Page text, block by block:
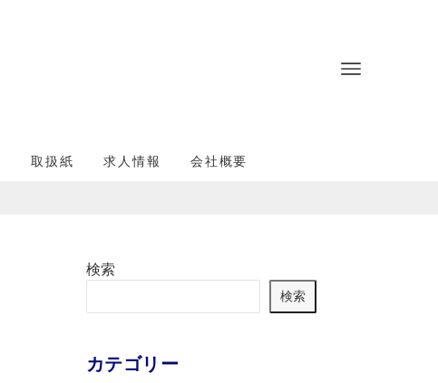
取扱紙 求人情報 会社概要
検索
検索
カテゴリー